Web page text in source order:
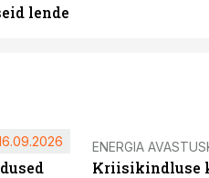
lende
ENERGIA
Kriisikindluse